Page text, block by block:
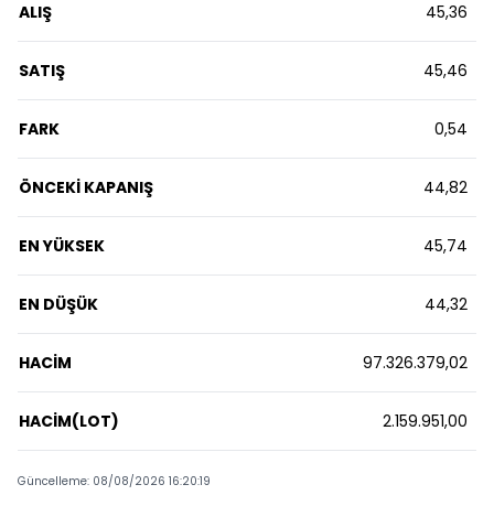
ALIŞ 45,36
SATIŞ 45,46
FARK 0,54
ÖNCEKİ KAPANIŞ 44,82
EN YÜKSEK 45,74
EN DÜŞÜK 44,32
HACİM 97.326.379,02
HACİM(LOT) 2.159.951,00
Güncelleme: 08/08/2026 16:20:19